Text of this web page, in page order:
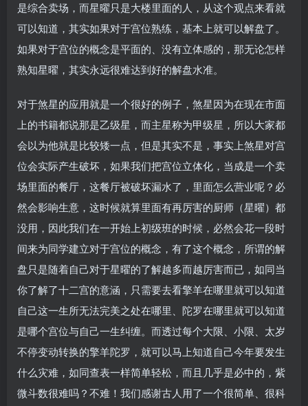
是综合卖场，而星曜只是大楼里面的人，从这个观点来看就
可以知道，其实如果对于宫位熟练，基本上就可以解盘了。
如果对于宫位的概念是平面的、没有立体感的，那无论怎样
熟知星曜，其实永远很难达到好的解盘水准。
对于煞星的应用就是一个很好的例子，煞星因为在现在市面
上的书籍都说那是乙级星，而主星称为甲级星，所以大家都
会以为他就是比较矮一点，但是其实不是，事实上煞星对宫
位会实际产生破坏，如果我们把宫位立体化，当成是一个卖
场里面的餐厅，这餐厅被破坏漏水了，里面怎么营业呢？必
然会影响生意，这时候就算里面有再厉害的厨师（星曜）都
没用，因此我们在一开始上初级班的时候，必然会花一段时
间来为同学建立对于宫位的概念，有了这个概念，所谓的解
盘只是随着自己对于星曜的了解越多而越厉害而已，如同当
你了解了十二宫的意涵，只需要去看擎羊在哪里就可以知道
自己这一生所无法完美之处在哪里、陀罗在哪里就可以知道
是哪个宫位与自己一生纠缠。而透过每个大限、小限、太岁
不停变动转换的擎羊陀罗，就可以马上知道自己今年要发生
什么灾难，如同查表一样简单轻松，而且几乎是必中的，紫
微斗数很难吗？不难！我们感谢古人用了一个很简单、很科